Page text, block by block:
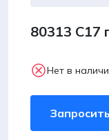
80313 С17
Нет в